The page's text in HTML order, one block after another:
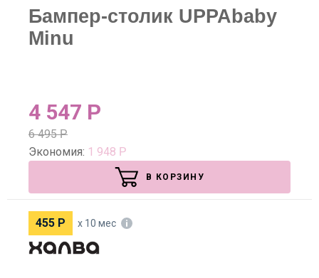
Бампер-столик UPPAbaby
Minu
4 547 Р
6 495Р
Экономия: 1 948 Р
В КОРЗИНУ
455 Р х 10 мес